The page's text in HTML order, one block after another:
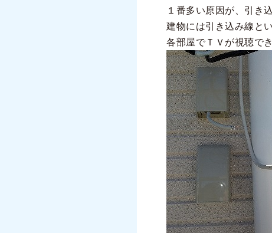
１番多い原因が、引き
建物には引き込み線と
各部屋でＴＶが視聴で